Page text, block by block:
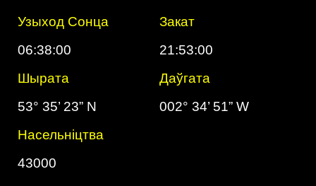
Узыход Сонца
Закат
06:38:00
21:53:00
Шырата
Даўгата
53° 35’ 23” N
002° 34’ 51” W
Насельніцтва
43000